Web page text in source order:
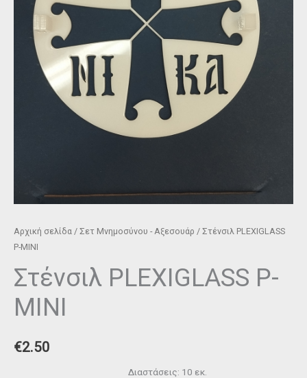
Αρχική σελίδα / Σετ Μνημοσύνου - Αξεσουάρ / Στένσιλ PLEXIGLASS
P-MINI
Στένσιλ PLEXIGLASS P-
MINI
€2.50
Διαστάσεις: 10 εκ.